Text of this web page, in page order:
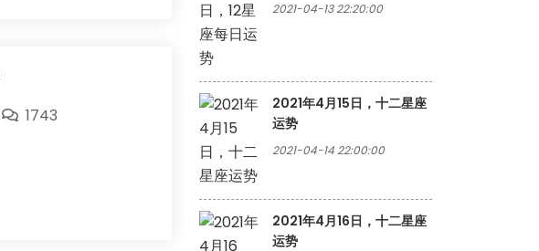
1743
2021-04-13 22:20:00
2021年4月15日，十二星座
运势
2021-04-14 22:00:00
2021年4月16日，十二星座
运势